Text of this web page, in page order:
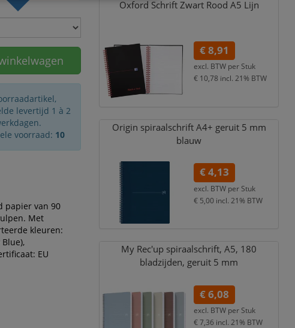
levertijd 1 à 2
voorraad: 10
papier van 90
Met
kleuren:
EU
Oxford Schrift Zwart Rood A5 Lijn
€ 8,91
excl. BTW per Stuk
€ 10,78 incl. 21% BTW
Origin spiraalschrift A4+ geruit 5 mm
blauw
€ 4,13
excl. BTW per Stuk
€ 5,00 incl. 21% BTW
My Rec'up spiraalschrift, A5, 180
bladzijden, geruit 5 mm
€ 6,08
excl. BTW per Stuk
€ 7,36 incl. 21% BTW